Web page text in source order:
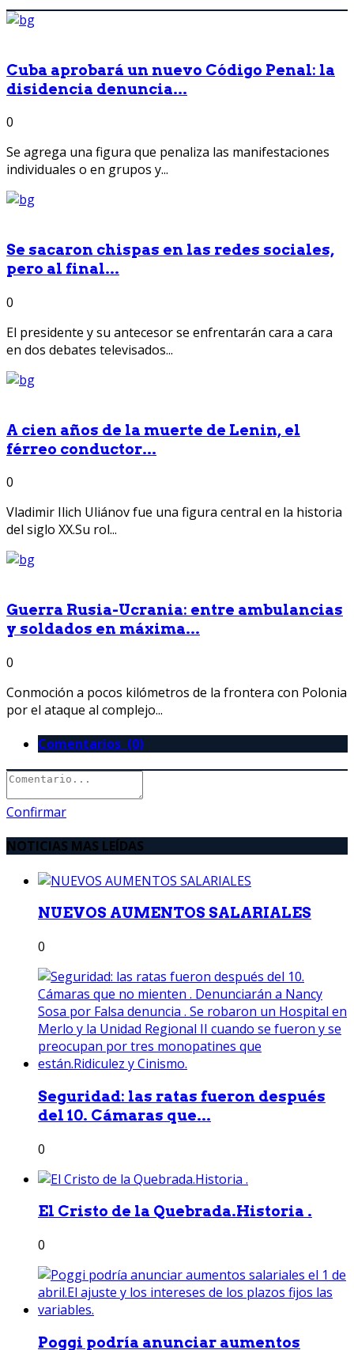
Cuba aprobará un nuevo Código Penal: la
disidencia denuncia...
0
Se agrega una figura que penaliza las manifestaciones
individuales o en grupos y...
Se sacaron chispas en las redes sociales,
pero al final...
0
El presidente y su antecesor se enfrentarán cara a cara
en dos debates televisados...
A cien años de la muerte de Lenin, el
férreo conductor...
0
Vladimir Ilich Uliánov fue una figura central en la historia
del siglo XX.Su rol...
Guerra Rusia-Ucrania: entre ambulancias
y soldados en máxima...
0
Conmoción a pocos kilómetros de la frontera con Polonia
por el ataque al complejo...
Comentarios (0)
Confirmar
NOTICIAS MAS LEÍDAS
NUEVOS AUMENTOS SALARIALES
0
Seguridad: las ratas fueron después
del 10. Cámaras que...
0
El Cristo de la Quebrada.Historia .
0
Poggi podría anunciar aumentos